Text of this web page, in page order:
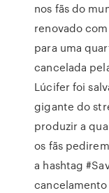
nos fãs do
renovado
para uma
cancelada
Lúcifer foi
gigante do
produzir a
os fãs
a hashtag